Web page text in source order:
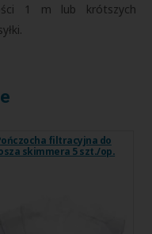
1 m lub krótszych
filtracyjna do
skimmera 5 szt./op.